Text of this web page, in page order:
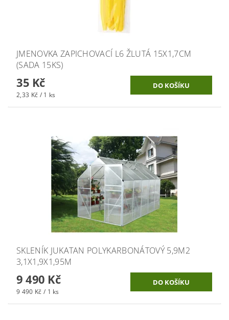
JMENOVKA ZAPICHOVACÍ L6 ŽLUTÁ 15X1,7CM
(SADA 15KS)
35 Kč
2,33 Kč / 1 ks
SKLENÍK JUKATAN POLYKARBONÁTOVÝ 5,9M2
3,1X1,9X1,95M
9 490 Kč
9 490 Kč / 1 ks